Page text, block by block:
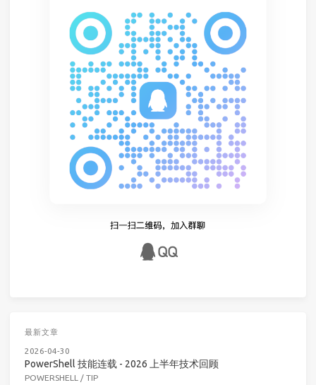
最新文章
2026-04-30
PowerShell 技能连载 - 2026 上半年技术回顾
POWERSHELL / TIP